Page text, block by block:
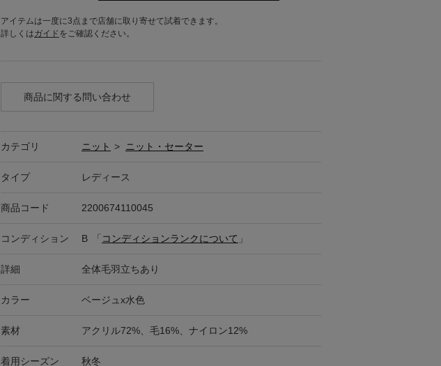
アイテムは一度に3点まで店舗に取り寄せて試着できます。
詳しくはガイド をご確認ください。
商品に関する問い合わせ
カテゴリ ニット > ニット・セーター
タイプ レディース
商品コード 2200674110045
コンディション B 「 コンディションランクについて 」
詳細 全体毛羽立ちあり
カラー ベージュx水色
素材 アクリル72%、毛16%、ナイロン12%
着用シーズン 秋冬